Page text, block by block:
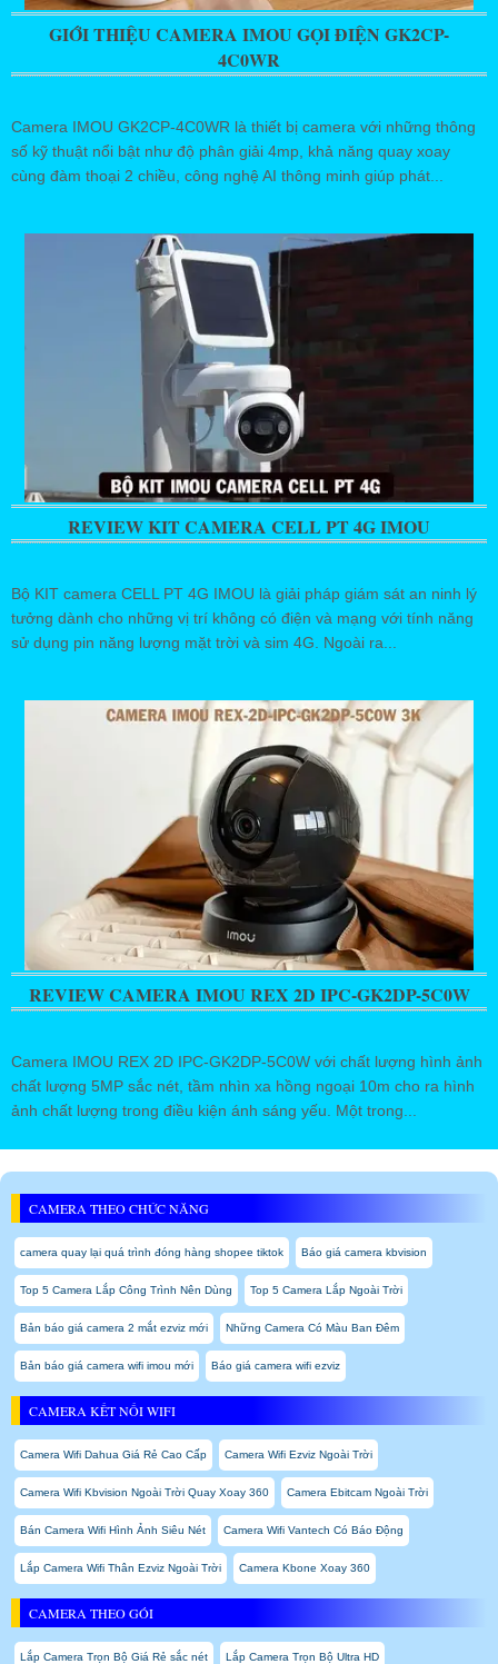
GIỚI THIỆU CAMERA IMOU GỌI ĐIỆN GK2CP-
4C0WR
Camera IMOU GK2CP-4C0WR là thiết bị camera với những thông
số kỹ thuật nổi bật như độ phân giải 4mp, khả năng quay xoay
cùng đàm thoại 2 chiều, công nghệ AI thông minh giúp phát...
REVIEW KIT CAMERA CELL PT 4G IMOU
Bộ KIT camera CELL PT 4G IMOU là giải pháp giám sát an ninh lý
tưởng dành cho những vị trí không có điện và mạng với tính năng
sử dụng pin năng lượng mặt trời và sim 4G. Ngoài ra...
REVIEW CAMERA IMOU REX 2D IPC-GK2DP-5C0W
Camera IMOU REX 2D IPC-GK2DP-5C0W với chất lượng hình ảnh
chất lượng 5MP sắc nét, tầm nhìn xa hồng ngoại 10m cho ra hình
ảnh chất lượng trong điều kiện ánh sáng yếu. Một trong...
CAMERA THEO CHỨC NĂNG
camera quay lại quá trình đóng hàng shopee tiktok Báo giá camera kbvision
Top 5 Camera Lắp Công Trình Nên Dùng Top 5 Camera Lắp Ngoài Trời
Bản báo giá camera 2 mắt ezviz mới Những Camera Có Màu Ban Đêm
Bản báo giá camera wifi imou mới Báo giá camera wifi ezviz
CAMERA KẾT NỐI WIFI
Camera Wifi Dahua Giá Rẻ Cao Cấp Camera Wifi Ezviz Ngoài Trời
Camera Wifi Kbvision Ngoài Trời Quay Xoay 360 Camera Ebitcam Ngoài Trời
Bán Camera Wifi Hình Ảnh Siêu Nét Camera Wifi Vantech Có Báo Động
Lắp Camera Wifi Thân Ezviz Ngoài Trời Camera Kbone Xoay 360
CAMERA THEO GÓI
Lắp Camera Trọn Bộ Giá Rẻ sắc nét Lắp Camera Trọn Bộ Ultra HD